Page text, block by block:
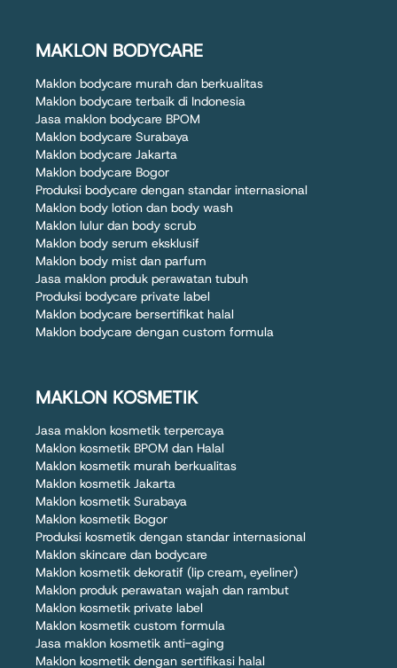
MAKLON BODYCARE
Maklon bodycare murah dan berkualitas
Maklon bodycare terbaik di Indonesia
Jasa maklon bodycare BPOM
Maklon bodycare Surabaya
Maklon bodycare Jakarta
Maklon bodycare Bogor
Produksi bodycare dengan standar internasional
Maklon body lotion dan body wash
Maklon lulur dan body scrub
Maklon body serum eksklusif
Maklon body mist dan parfum
Jasa maklon produk perawatan tubuh
Produksi bodycare private label
Maklon bodycare bersertifikat halal
Maklon bodycare dengan custom formula
MAKLON KOSMETIK
Jasa maklon kosmetik terpercaya
Maklon kosmetik BPOM dan Halal
Maklon kosmetik murah berkualitas
Maklon kosmetik Jakarta
Maklon kosmetik Surabaya
Maklon kosmetik Bogor
Produksi kosmetik dengan standar internasional
Maklon skincare dan bodycare
Maklon kosmetik dekoratif (lip cream, eyeliner)
Maklon produk perawatan wajah dan rambut
Maklon kosmetik private label
Maklon kosmetik custom formula
Jasa maklon kosmetik anti-aging
Maklon kosmetik dengan sertifikasi halal